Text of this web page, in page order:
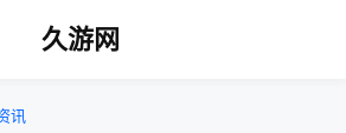
久游网
讯